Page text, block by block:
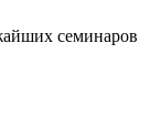
семинаров